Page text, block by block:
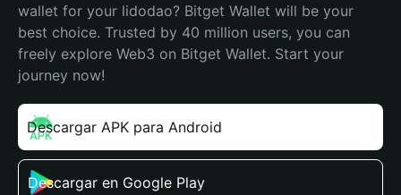
wallet for your lidodao? Bitget Wallet will be your
best choice. Trusted by 40 million users, you can
freely explore Web3 on Bitget Wallet. Start your
journey now!
Descargar APK para Android
Descargar en Google Play